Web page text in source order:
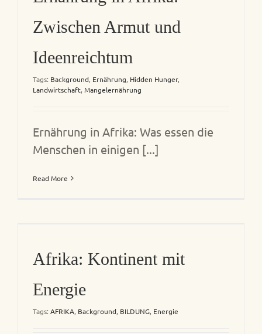
Zwischen Armut und
Ideenreichtum
Tags: Background, Ernährung, Hidden Hunger,
Landwirtschaft, Mangelernährung
Ernährung in Afrika: Was essen die
Menschen in einigen [...]
Read More
Afrika: Kontinent mit
Energie
Tags: AFRIKA, Background, BILDUNG, Energie